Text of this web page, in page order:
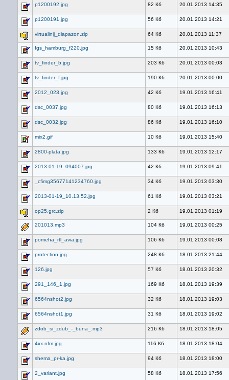
p1200192.jpg 82 Кб 20.01.2013 14:35
p1200191.jpg 56 Кб 20.01.2013 14:21
virtualinij_diapazon.zip 64 Кб 20.01.2013 11:37
fgs_hamburg_f220.jpg 15 Кб 20.01.2013 10:43
tv_finder_b.jpg 203 Кб 20.01.2013 00:03
tv_finder_f.jpg 190 Кб 20.01.2013 00:00
2012_023.jpg 42 Кб 19.01.2013 16:41
dsc_0037.jpg 80 Кб 19.01.2013 16:13
dsc_0032.jpg 86 Кб 19.01.2013 16:10
mix2.gif 10 Кб 19.01.2013 15:40
2800-plata.jpg 133 Кб 19.01.2013 12:17
2013-01-19_094007.jpg 42 Кб 19.01.2013 09:41
_cfimg35677141234760.jpg 34 Кб 19.01.2013 03:30
2013-01-19_10.13.52.jpg 61 Кб 19.01.2013 03:21
op25.grc.zip 2 Кб 19.01.2013 01:19
201013.mp3 104 Кб 19.01.2013 00:25
pomeha_rtl_avia.jpg 106 Кб 19.01.2013 00:08
protection.jpg 248 Кб 18.01.2013 21:44
126.jpg 57 Кб 18.01.2013 20:32
291_146_1.jpg 169 Кб 18.01.2013 19:39
6564nshot2.jpg 32 Кб 18.01.2013 19:03
6564nshot1.jpg 31 Кб 18.01.2013 19:02
zdob_si_zdub_-_buna_.mp3 216 Кб 18.01.2013 18:05
4xx.nfm.jpg 116 Кб 18.01.2013 18:04
shema_pr-ka.jpg 94 Кб 18.01.2013 18:00
2_variant.jpg 58 Кб 18.01.2013 17:56